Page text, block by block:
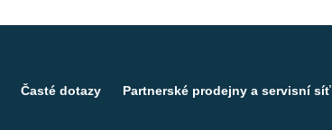
Časté dotazy Partnerské prodejny a servisní síť